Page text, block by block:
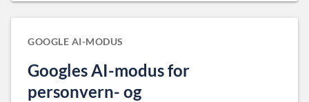
GOOGLE AI-MODUS
Googles AI-modus for
personvern- og